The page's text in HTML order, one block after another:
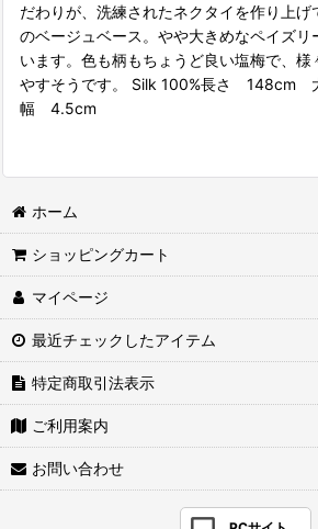
だわりが、洗練されたネクタイを作り上
のベージュベース。やや大きめなペイズリ
います。色も柄もちょうど良い塩梅で、
やすそうです。 Silk 100%長さ
幅 4.5cm
ホーム
ショッピングカート
マイページ
最近チェックしたアイテム
特定商取引法表示
ご利用案内
お問い合わせ